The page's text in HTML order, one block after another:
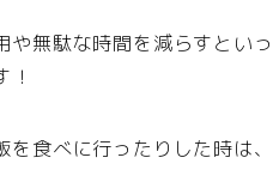
や無駄な時間を減らすとい
を食べに行ったりした時は